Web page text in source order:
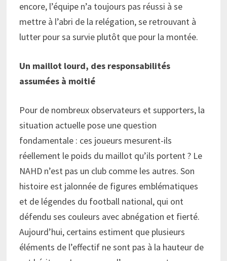
encore, l’équipe n’a toujours pas réussi à se
mettre à l’abri de la relégation, se retrouvant à
lutter pour sa survie plutôt que pour la montée.
Un maillot lourd, des responsabilités
assumées à moitié
Pour de nombreux observateurs et supporters, la
situation actuelle pose une question
fondamentale : ces joueurs mesurent-ils
réellement le poids du maillot qu’ils portent ? Le
NAHD n’est pas un club comme les autres. Son
histoire est jalonnée de figures emblématiques
et de légendes du football national, qui ont
défendu ses couleurs avec abnégation et fierté.
Aujourd’hui, certains estiment que plusieurs
éléments de l’effectif ne sont pas à la hauteur de